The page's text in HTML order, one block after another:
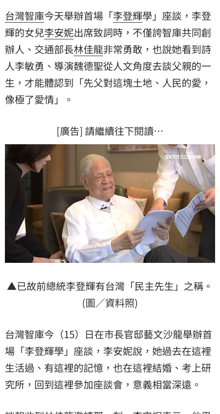
台灣智庫今天舉辦首場「李登輝學」座談，李登
輝的女兒李安妮出席致詞時，不僅誇智庫共同創
辦人、交通部長林佳龍非常勇敢，也說她看到詩
人李敏勇、導演魏德聖從人文角度去談父親的一
生，才能體認到「先父對這塊土地、人民的愛，
像極了愛情 」。
[廣告] 請繼續往下閱讀…
▲已故前總統李登輝有台灣「民主先生」之稱。
(圖／資料照)
台灣智庫今（15）日在市長官邸藝文沙龍舉辦首
場「李登輝學」座談，李安妮說，她過去在這裡
生活過、有這裡的記憶，也在這裡結婚、考上研
究所，回到這裡參加座談會，意義相當深遠。